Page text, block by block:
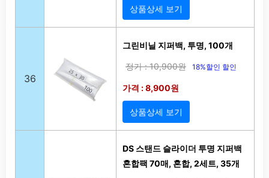
상품상세 보기
36
그린비닐 지퍼백, 투명, 100개
정가 : 10,900원 18%할인 할인
가격 : 8,900원
상품상세 보기
DS 스탠드 슬라이더 투명 지퍼백
혼합팩 70매, 혼합, 2세트, 35개